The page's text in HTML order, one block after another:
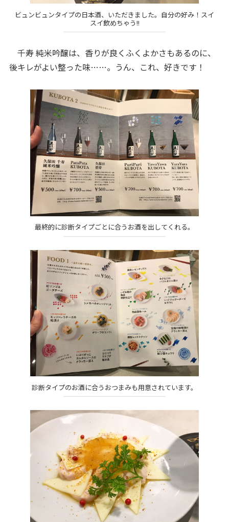
ビュンビュンタイプの日本酒、いただきました。自分の好み！スイ
スイ飲めちゃう!!
千寿 純米吟醸は、香りが良くふくよかさもあるのに、
後キレがよい整った味……。うん、これ、好きです！
最終的に診断タイプごとに合うお酒を出してくれる。
診断タイプのお酒に合うおつまみも用意されています。